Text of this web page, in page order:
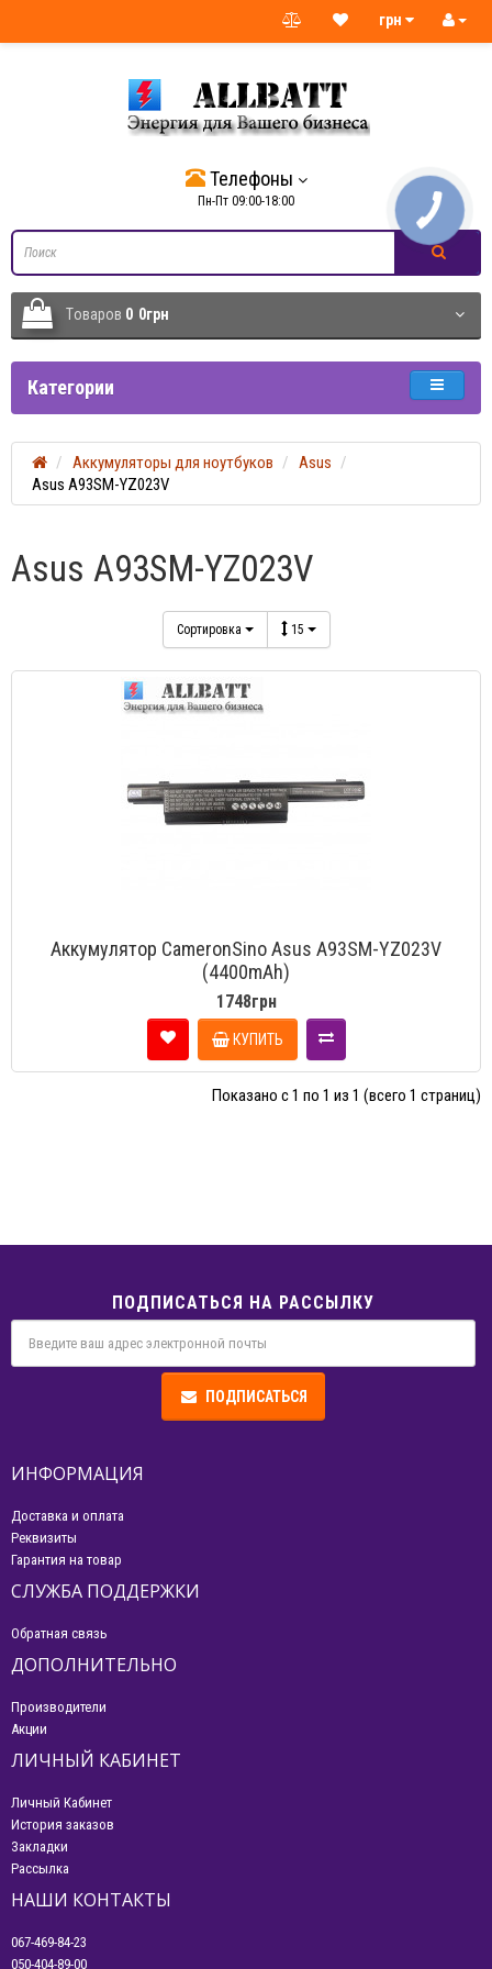
грн
Телефоны
Пн-Пт 09:00-18:00
Tоваров 0 0грн
Категории
Аккумуляторы для ноутбуков
Asus
Asus A93SM-YZ023V
Asus A93SM-YZ023V
Сортировка 15
Аккумулятор CameronSino Asus A93SM-YZ023V
(4400mAh)
1748грн
КУПИТЬ
Показано с 1 по 1 из 1 (всего 1 страниц)
ПОДПИСАТЬСЯ НА РАССЫЛКУ
ПОДПИСАТЬСЯ
ИНФОРМАЦИЯ
Доставка и оплата
Реквизиты
Гарантия на товар
СЛУЖБА ПОДДЕРЖКИ
Обратная связь
ДОПОЛНИТЕЛЬНО
Производители
Акции
ЛИЧНЫЙ КАБИНЕТ
Личный Кабинет
История заказов
Закладки
Рассылка
НАШИ КОНТАКТЫ
067-469-84-23
050-404-89-00